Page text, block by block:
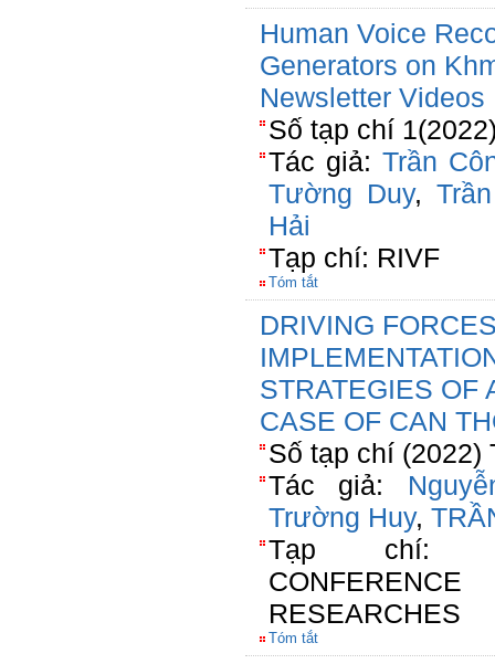
Human Voice
Generators on
Newsletter Videos
Số tạp chí
Tác giả: Trần
Tường Duy,
Hải
Tạp chí: RIVF
Tóm tắt
DRIVING
STRATEGIES OF
CASE OF CAN
Số tạp chí (2022)
Tác giả:
Trường Huy,
Tạp chí:
RESEARCHES
Tóm tắt